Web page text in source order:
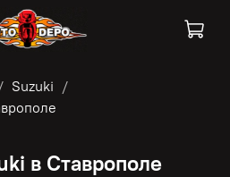
Suzuki
в Ставрополе